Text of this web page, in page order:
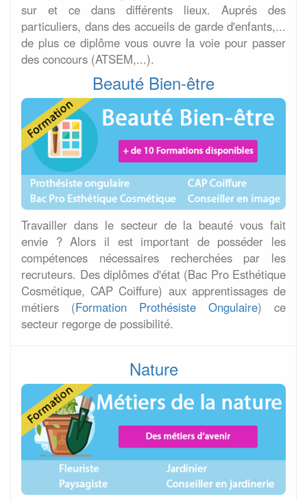
sur et ce dans différents lieux. Auprés des
particuliers, dans des accueils de garde d'enfants,...
de plus ce diplôme vous ouvre la voie pour passer
des concours (ATSEM,...).
Beauté Bien-être
Travailler dans le secteur de la beauté vous fait
envie ? Alors il est important de posséder les
compétences nécessaires recherchées par les
recruteurs. Des diplômes d'état (Bac Pro Esthétique
Cosmétique, CAP Coiffure) aux apprentissages de
métiers (Formation Prothésiste Ongulaire) ce
secteur regorge de possibilité.
Nature